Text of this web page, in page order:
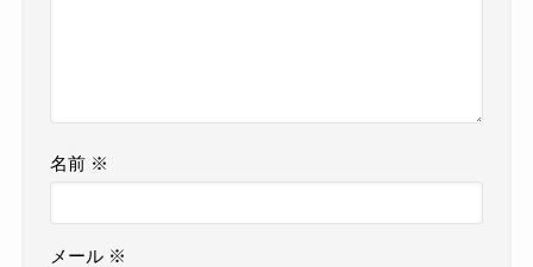
名前 ※
メール ※